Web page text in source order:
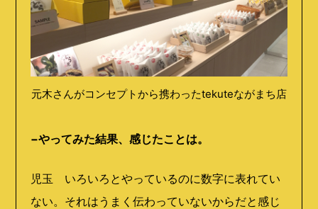
元木さんがコンセプトから携わったtekuteながまち店
−やってみた結果、感じたことは。
児玉 いろいろとやっているのに数字に表れてい
ない。それはうまく伝わっていないからだと感じ